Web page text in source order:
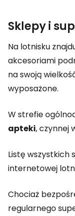
Sklepy i
Na lotnisku
akcesoriami
na swoją
wyposażone.
W strefie
apteki, czynnej
Listę wszystkich
internetowej
Chociaż
regularnego